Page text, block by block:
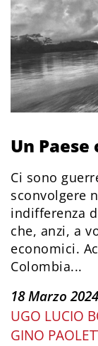
Un
Ci sono
sconvolgere
indifferenza
che, anzi, a
economici.
Colombia...
18 Marzo 2024
UGO LUCIO
GINO